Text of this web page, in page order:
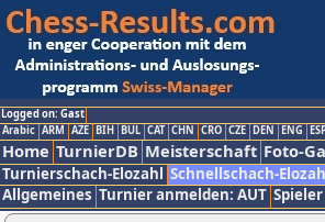
Logged on: Gast
Arabic ARM AZE BIH BUL CAT CHN CRO CZE DEN ENG
Home TurnierDB Meisterschaft Foto-
Turnierschach-Elozahl Schnellschach-
Allgemeines Turnier anmelden: AUT